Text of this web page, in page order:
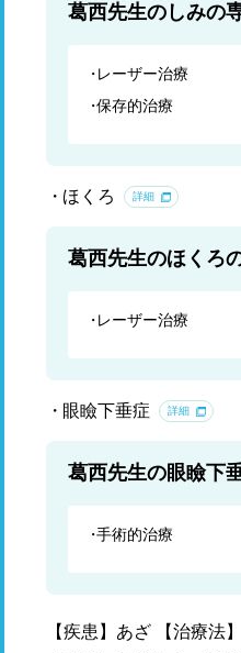
葛西先生のしみの
レーザー治療
保存的治療
ほくろ 詳細
葛西先生のほくろ
レーザー治療
眼瞼下垂症 詳細
葛西先生の眼瞼下
手術的治療
【疾患】あざ 【治療法